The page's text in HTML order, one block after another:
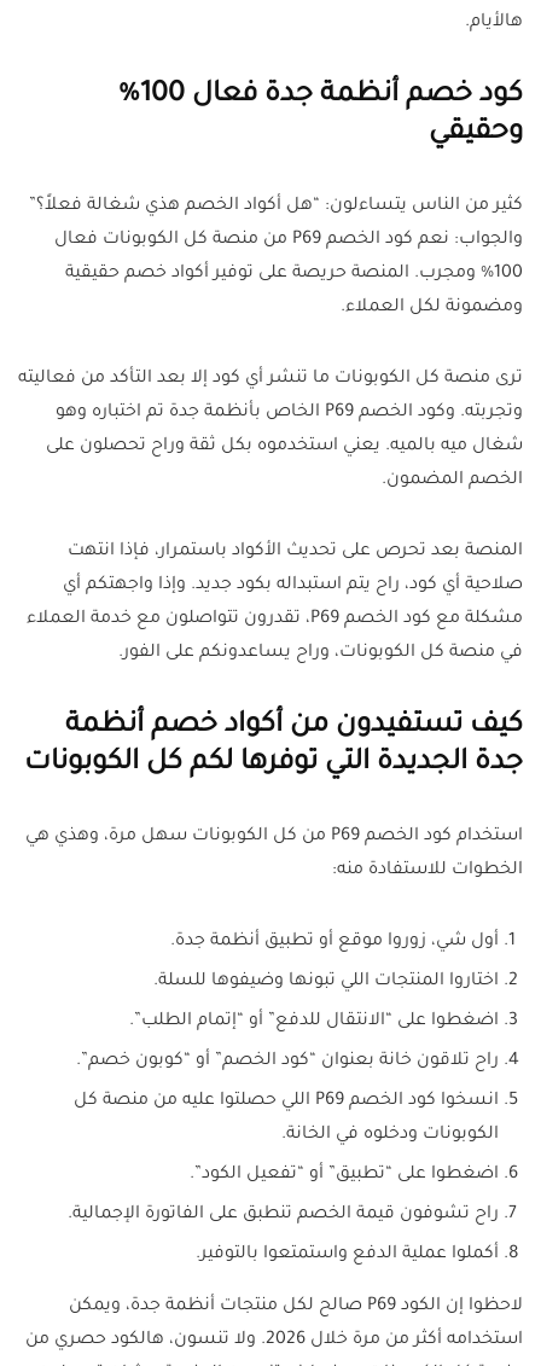
هالأيام.
كود خصم أنظمة جدة فعال 100%
وحقيقي
كثير من الناس يتساءلون: “هل أكواد الخصم هذي شغالة فعلاً؟”
والجواب: نعم كود الخصم P69 من منصة كل الكوبونات فعال
100% ومجرب. المنصة حريصة على توفير أكواد خصم حقيقية
ومضمونة لكل العملاء.
ترى منصة كل الكوبونات ما تنشر أي كود إلا بعد التأكد من فعاليته
وتجربته. وكود الخصم P69 الخاص بأنظمة جدة تم اختباره وهو
شغال ميه بالميه. يعني استخدموه بكل ثقة وراح تحصلون على
الخصم المضمون.
المنصة بعد تحرص على تحديث الأكواد باستمرار، فإذا انتهت
صلاحية أي كود، راح يتم استبداله بكود جديد. وإذا واجهتكم أي
مشكلة مع كود الخصم P69، تقدرون تتواصلون مع خدمة العملاء
في منصة كل الكوبونات، وراح يساعدونكم على الفور.
كيف تستفيدون من أكواد خصم أنظمة
جدة الجديدة التي توفرها لكم كل الكوبونات
استخدام كود الخصم P69 من كل الكوبونات سهل مرة، وهذي هي
الخطوات للاستفادة منه:
أول شي، زوروا موقع أو تطبيق أنظمة جدة.
اختاروا المنتجات اللي تبونها وضيفوها للسلة.
اضغطوا على “الانتقال للدفع” أو “إتمام الطلب”.
راح تلاقون خانة بعنوان “كود الخصم” أو “كوبون خصم”.
انسخوا كود الخصم P69 اللي حصلتوا عليه من منصة كل
الكوبونات ودخلوه في الخانة.
اضغطوا على “تطبيق” أو “تفعيل الكود”.
راح تشوفون قيمة الخصم تنطبق على الفاتورة الإجمالية.
أكملوا عملية الدفع واستمتعوا بالتوفير.
لاحظوا إن الكود P69 صالح لكل منتجات أنظمة جدة، ويمكن
استخدامه أكثر من مرة خلال 2026. ولا تنسون، هالكود حصري من